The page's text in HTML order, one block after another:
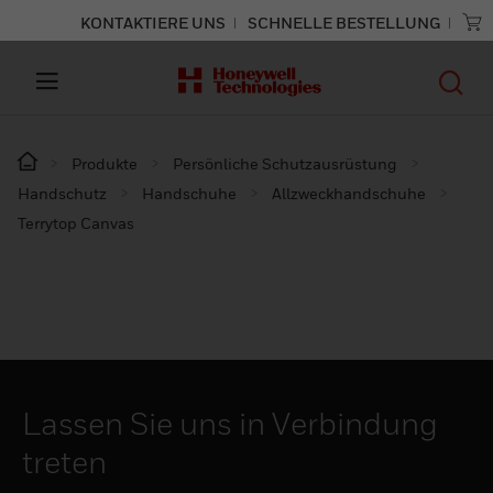
KONTAKTIERE UNS SCHNELLE BESTELLUNG
Produkte
Persönliche Schutzausrüstung
Handschutz
Handschuhe
Allzweckhandschuhe
Terrytop Canvas
Lassen Sie uns in Verbindung
treten